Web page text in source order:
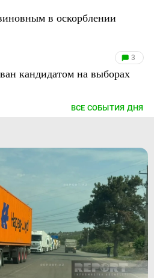
в оскорблении
3
кандидатом на выборах
ВСЕ СОБЫТИЯ ДНЯ